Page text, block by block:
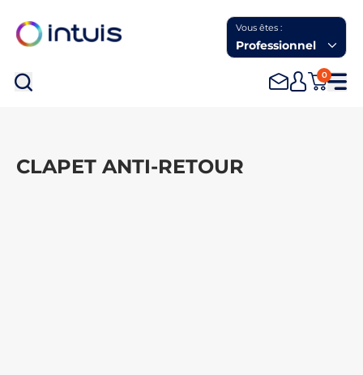
Vous êtes :
Professionnel
0
CLAPET ANTI-RETOUR